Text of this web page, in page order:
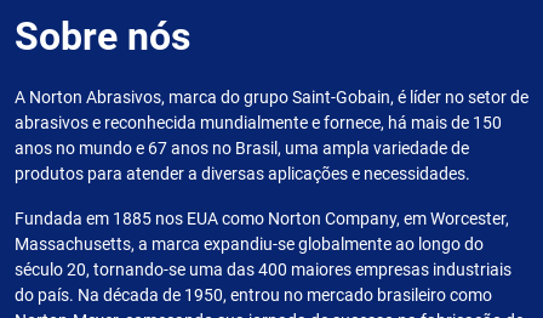
Sobre nós
A Norton Abrasivos, marca do grupo Saint-Gobain, é líder no setor de
abrasivos e reconhecida mundialmente e fornece, há mais de 150
anos no mundo e 67 anos no Brasil, uma ampla variedade de
produtos para atender a diversas aplicações e necessidades.
Fundada em 1885 nos EUA como Norton Company, em Worcester,
Massachusetts, a marca expandiu-se globalmente ao longo do
século 20, tornando-se uma das 400 maiores empresas industriais
do país. Na década de 1950, entrou no mercado brasileiro como